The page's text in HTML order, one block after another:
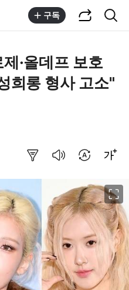
구독
·올데프 보호
희롱 형사 고소"